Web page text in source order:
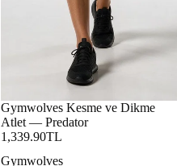
Gymwolves Kesme ve Dikme
Atlet — Predator
1,339.90TL
Gymwolves